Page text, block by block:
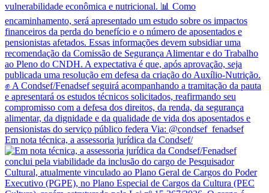
Em nota técnica, a assessoria jurídica da Condsef/